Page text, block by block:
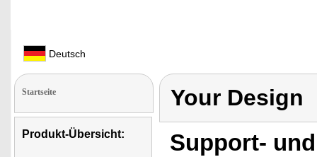
Deutsch
Startseite
Produkt-Übersicht:
Your Design
Support-